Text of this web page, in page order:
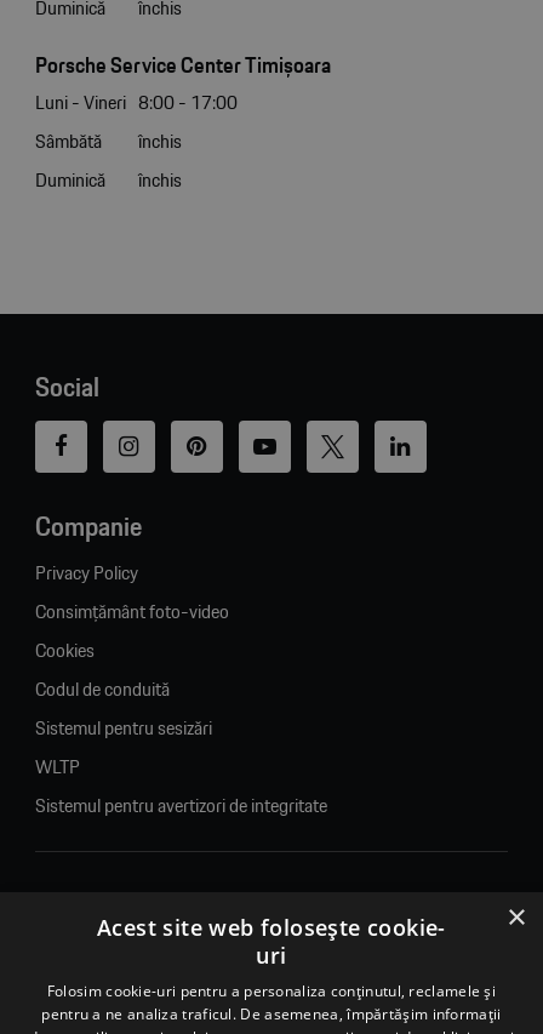
Duminică
închis
Porsche Service Center Timișoara
Luni - Vineri 8:00 - 17:00
Sâmbătă
închis
Duminică
închis
Social
Companie
Privacy Policy
Consimțământ foto-video
Cookies
Codul de conduită
Sistemul pentru sesizări
WLTP
Sistemul pentru avertizori de integritate
© 2026. Porsche Inter Auto Romania. Toate drepturile rezervate.
Porsche Inter Auto Romania SRL
RO22188461 J2007002067233
B-dul Pipera, nr. 2, Sala 1, Etaj 2, Voluntari, jud.Ilfov - sediu
×
Acest site web folosește cookie-
uri
Folosim cookie-uri pentru a personaliza conținutul, reclamele și
pentru a ne analiza traficul. De asemenea, împărtășim informații